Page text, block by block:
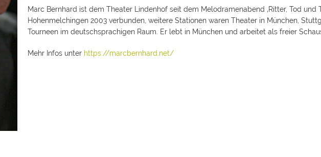
Marc Bernhard ist dem Theater Lindenhof seit dem Melodramenabend ‚Ritter, Tod und
Hohenmelchingen 2003 verbunden, weitere Stationen waren Theater in München,
Tourneen im deutschsprachigen Raum. Er lebt in München und arbeitet als freier
Mehr Infos unter https://marcbernhard.net/